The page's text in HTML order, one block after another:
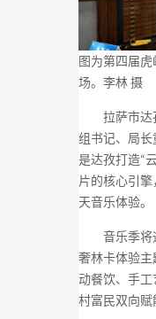
图为第四届
场。李林 摄
拉萨市达孜
组书记、局
是达孜打造“
片的核心引
天音乐体验。
音乐季将
奢林卡体验
动餐饮、手工
村富民双向赋